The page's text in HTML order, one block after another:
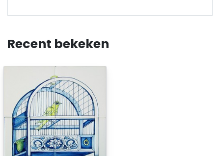
Recent bekeken